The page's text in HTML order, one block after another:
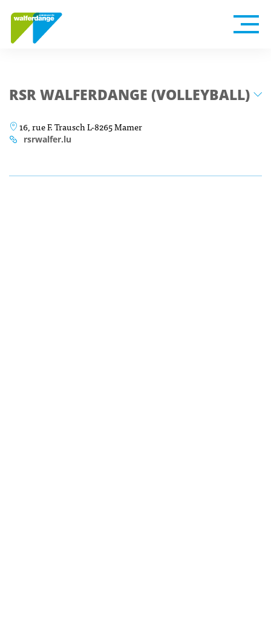
RSR WALFERDANGE (VOLLEYBALL)
16, rue F. Trausch L-8265 Mamer
rsrwalfer.lu